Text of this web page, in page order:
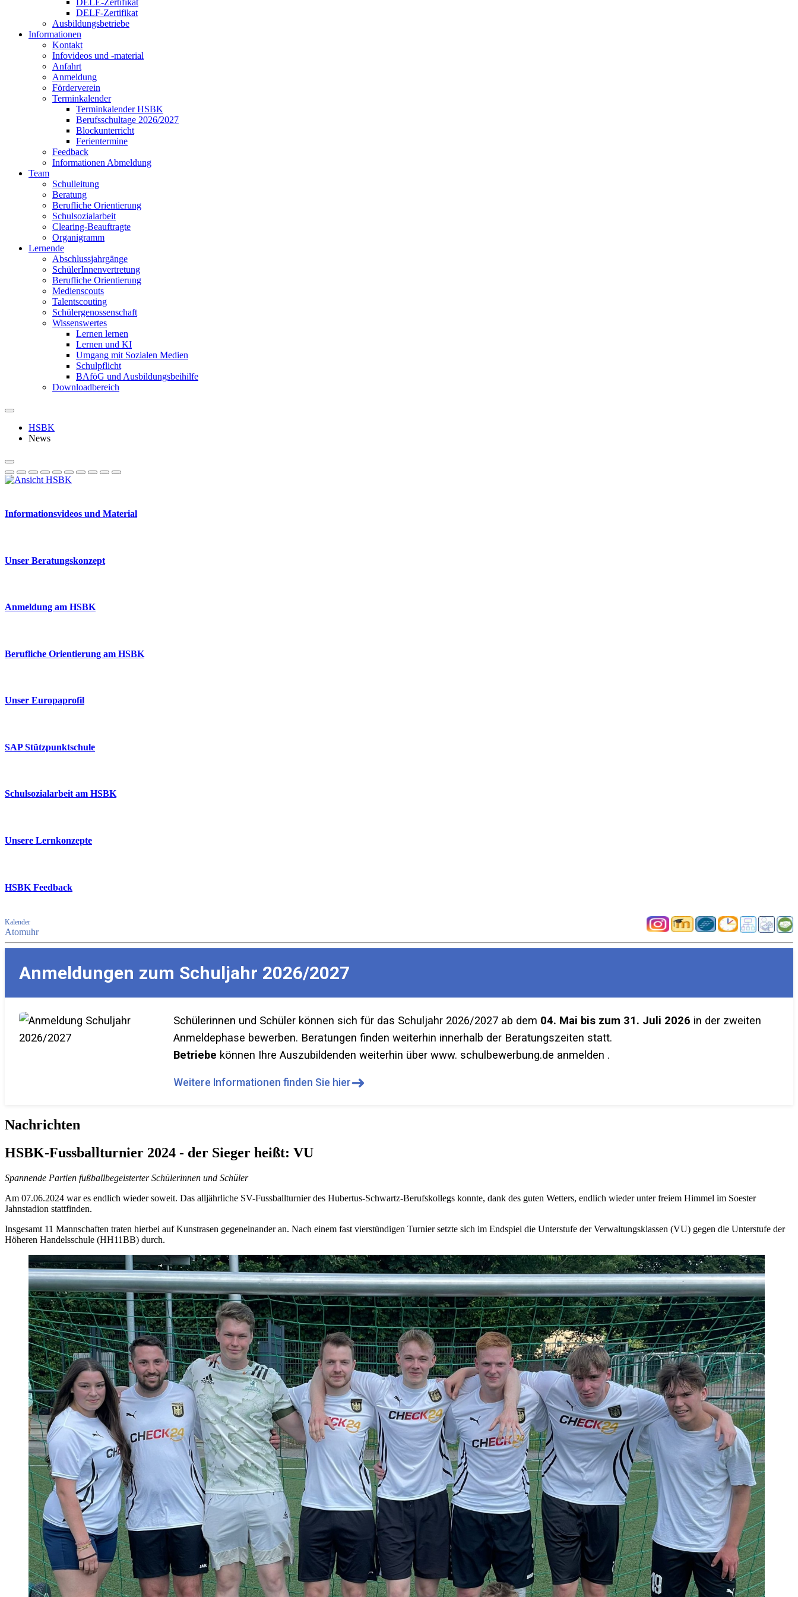
DELE-Zertifikat
DELF-Zertifikat
Ausbildungsbetriebe
Informationen
Kontakt
Infovideos und -material
Anfahrt
Anmeldung
Förderverein
Terminkalender
Terminkalender HSBK
Berufsschultage 2026/2027
Blockunterricht
Ferientermine
Feedback
Informationen Abmeldung
Team
Schulleitung
Beratung
Berufliche Orientierung
Schulsozialarbeit
Clearing-Beauftragte
Organigramm
Lernende
Abschlussjahrgänge
SchülerInnenvertretung
Berufliche Orientierung
Medienscouts
Talentscouting
Schüler­genossen­schaft
Wissenswertes
Lernen lernen
Lernen und KI
Umgang mit Sozialen Medien
Schulpflicht
BAföG und Ausbildungsbeihilfe
Downloadbereich
HSBK
News
Informationsvideos und Material
Unser Beratungskonzept
Anmeldung am HSBK
Berufliche Orientierung am HSBK
Unser Europaprofil
SAP Stützpunktschule
Schulsozialarbeit am HSBK
Unsere Lernkonzepte
HSBK Feedback
Kalender
Atomuhr
Anmeldungen zum Schuljahr 2026/2027
Schülerinnen und Schüler können sich für das Schuljahr 2026/2027 ab dem 04. Mai bis zum 31. Juli 2026 in der zweiten
Anmeldephase bewerben. Beratungen finden weiterhin innerhalb der Beratungszeiten statt.
Betriebe können Ihre Auszubildenden weiterhin über www. schulbewerbung.de anmelden .
Weitere Informationen finden Sie hier➜
Nachrichten
HSBK-Fussballturnier 2024 - der Sieger heißt: VU
Spannende Partien fußballbegeisterter Schülerinnen und Schüler
Am 07.06.2024 war es endlich wieder soweit. Das alljährliche SV-Fussballturnier des Hubertus-Schwartz-Berufskollegs konnte, dank des guten Wetters, endlich wieder unter freiem Himmel im Soester
Jahnstadion stattfinden.
Insgesamt 11 Mannschaften traten hierbei auf Kunstrasen gegeneinander an. Nach einem fast vierstündigen Turnier setzte sich im Endspiel die Unterstufe der Verwaltungsklassen (VU) gegen die Unterstufe der
Höheren Handelsschule (HH11BB) durch.